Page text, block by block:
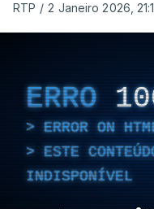
RTP / 2 Janeiro 2026,
ERRO
ERROR ON
ESTE
INDISPONÍVEL